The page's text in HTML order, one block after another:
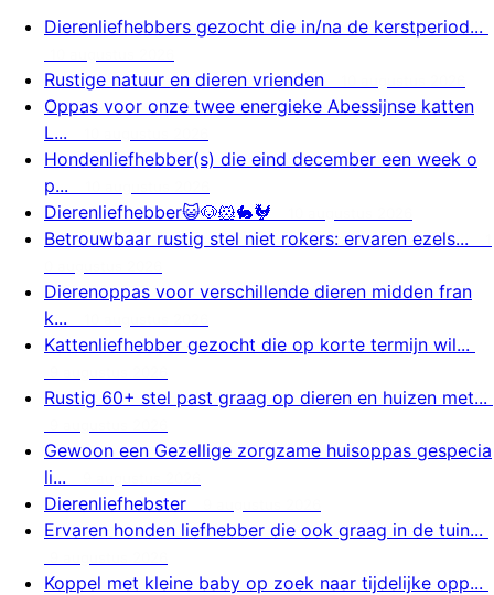
Dierenliefhebbers gezocht die in/na de kerstperiod...
Rustige natuur en dieren vrienden
Oppas voor onze twee energieke Abessijnse katten
L...
Hondenliefhebber(s) die eind december een week o
p...
Dierenliefhebber😺🐶🐹🐇🐓
Betrouwbaar rustig stel niet rokers: ervaren ezels...
Dierenoppas voor verschillende dieren midden fran
k...
Kattenliefhebber gezocht die op korte termijn wil...
Rustig 60+ stel past graag op dieren en huizen met...
Gewoon een Gezellige zorgzame huisoppas gespecia
li...
Dierenliefhebster
Ervaren honden liefhebber die ook graag in de tuin...
Koppel met kleine baby op zoek naar tijdelijke opp...